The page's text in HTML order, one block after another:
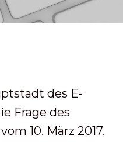
des E-
Frage des
10. März 2017.